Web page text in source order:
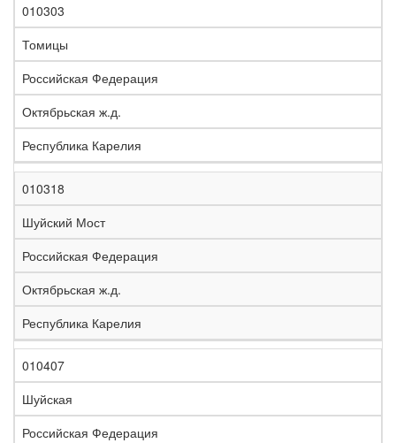
010303
Томицы
Российская Федерация
Октябрьская ж.д.
Республика Карелия
010318
Шуйский Мост
Российская Федерация
Октябрьская ж.д.
Республика Карелия
010407
Шуйская
Российская Федерация